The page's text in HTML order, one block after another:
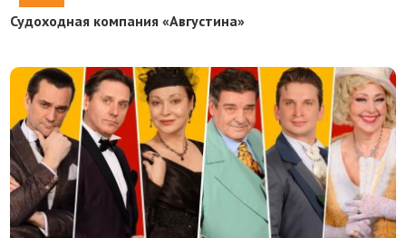
Судоходная компания «Августина»